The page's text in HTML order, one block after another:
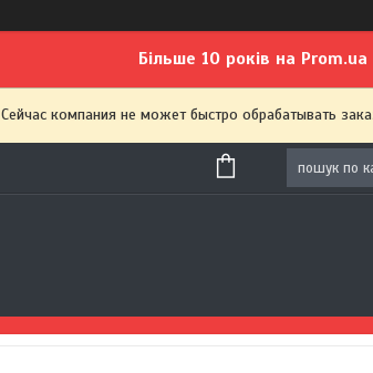
Більше 10 років на Prom.ua
Сейчас компания не может быстро обрабатывать